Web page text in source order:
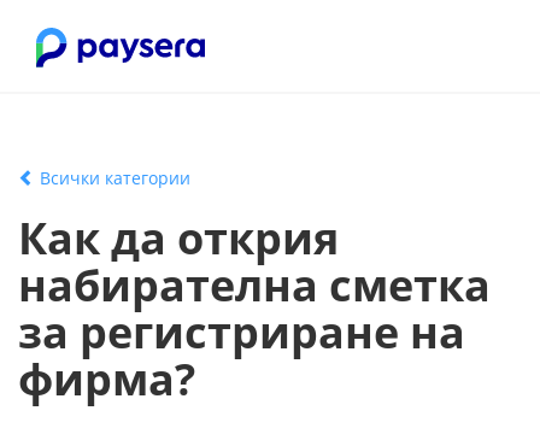
Всички категории
Как да открия
набирателна сметка
за регистриране на
фирма?